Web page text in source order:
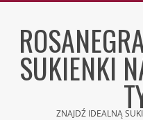
content
SUKIENKI
ZNAJDŹ IDEALNĄ